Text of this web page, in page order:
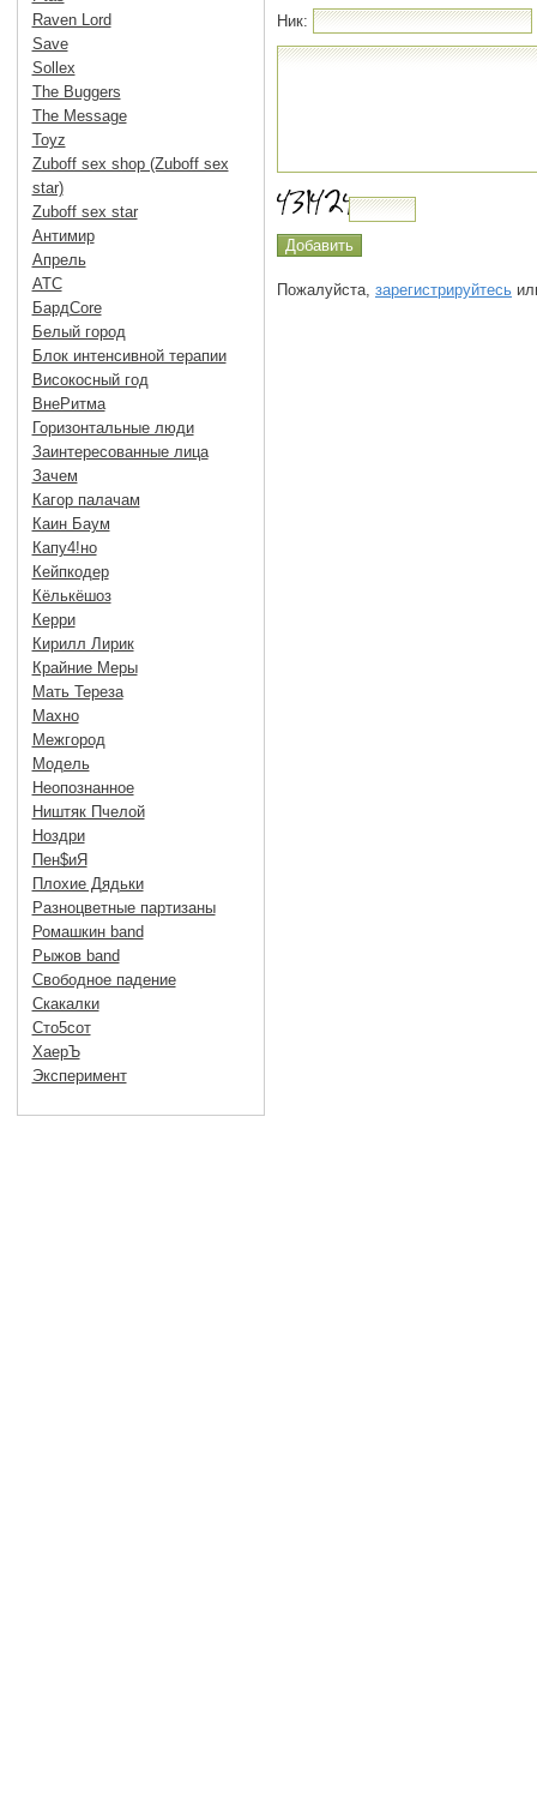
Ник:
Пожалуйста, зарегистрируйтесь
Raven Lord
Save
Sollex
The Buggers
The Message
Toyz
Zuboff sex shop (Zuboff sex
star)
Zuboff sex star
Антимир
Апрель
АТС
БардCore
Белый город
Блок интенсивной терапии
Високосный год
ВнеРитма
Горизонтальные люди
Заинтересованные лица
Зачем
Кагор палачам
Каин Баум
Капу4!но
Кейпкодер
Кёлькёшоз
Керри
Кирилл Лирик
Крайние Меры
Мать Тереза
Махно
Межгород
Модель
Неопознанное
Ништяк Пчелой
Ноздри
Пен$иЯ
Плохие Дядьки
Разноцветные партизаны
Ромашкин band
Рыжов band
Свободное падение
Скакалки
Сто5сот
ХаерЪ
Эксперимент